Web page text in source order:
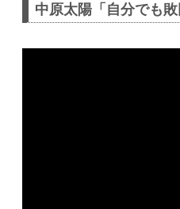
中原太陽「自分でも